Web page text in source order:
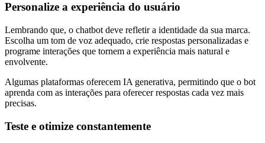
Personalize a experiência do usuário
Lembrando que, o chatbot deve refletir a identidade da sua marca.
Escolha um tom de voz adequado, crie respostas personalizadas e
programe interações que tornem a experiência mais natural e
envolvente.
Algumas plataformas oferecem IA generativa, permitindo que o bot
aprenda com as interações para oferecer respostas cada vez mais
precisas.
Teste e otimize constantemente